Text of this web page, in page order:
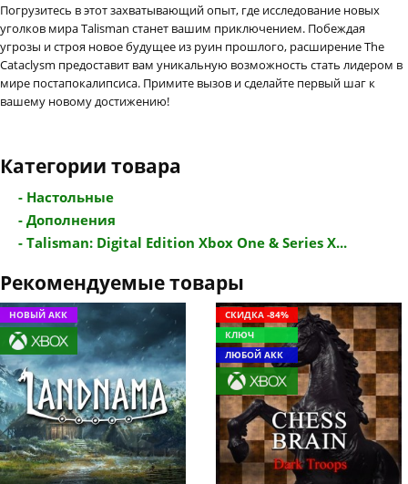
Погрузитесь в этот захватывающий опыт, где исследование новых
уголков мира Talisman станет вашим приключением. Побеждая
угрозы и строя новое будущее из руин прошлого, расширение The
Cataclysm предоставит вам уникальную возможность стать лидером в
мире постапокалипсиса. Примите вызов и сделайте первый шаг к
вашему новому достижению!
Категории товара
- Настольные
- Дополнения
- Talisman: Digital Edition Xbox One & Series X...
Рекомендуемые товары
НОВЫЙ АКК
СКИДКА -84%
КЛЮЧ
ЛЮБОЙ АКК